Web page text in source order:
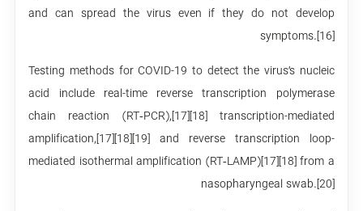
and can spread the virus even if they do not develop
symptoms.[16]
Testing methods for COVID-19 to detect the virus’s nucleic
acid include real-time reverse transcription polymerase
chain reaction (RT‑PCR),[17][18] transcription-mediated
amplification,[17][18][19] and reverse transcription loop-
mediated isothermal amplification (RT‑LAMP)[17][18] from a
nasopharyngeal swab.[20]